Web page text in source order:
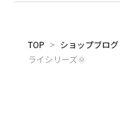
TOP > ショップブログ
ライシリーズ🌞